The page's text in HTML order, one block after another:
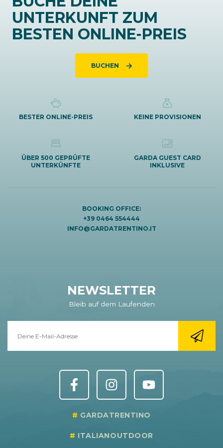
UNTERKUNFT ZUM
BESTEN ONLINE-PREIS
BUCHEN
BESTER ONLINE-PREIS KEINE PROVISIONEN
ÜBER 500 GEPRÜFTE
UNTERKÜNFTE
GARDA GUEST CARD
INKLUSIVE
BOOKING OFFICE:
+39 0464 554444
INFO@GARDATRENTINO.IT
NEWSLETTER
Bleib auf dem Laufenden
GARDATRENTINO
ITALIANOUTDOOR